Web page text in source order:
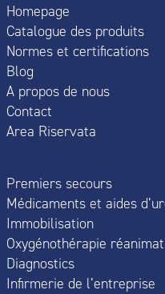
Homepage
Catalogue des produits
Normes et certifications
Blog
A propos de nous
Contact
Area Riservata
Premiers secours
Médicaments et aides
Immobilisation
Oxygénothérapie
Diagnostics
Infirmerie de l’entreprise